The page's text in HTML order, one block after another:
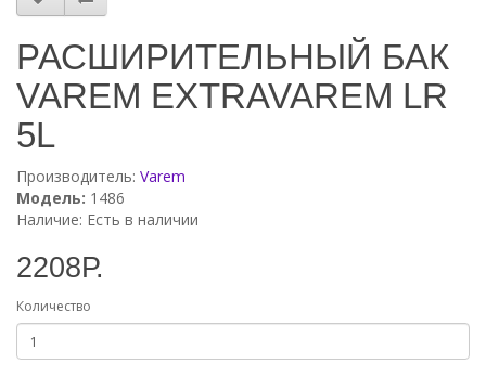
РАСШИРИТЕЛЬНЫЙ БАК
VAREM EXTRAVAREM LR
5L
Производитель: Varem
Модель: 1486
Наличие: Есть в наличии
2208Р.
Количество